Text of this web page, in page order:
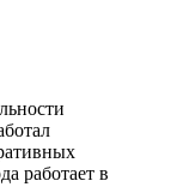
работает в